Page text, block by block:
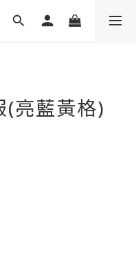
(亮藍黃格)